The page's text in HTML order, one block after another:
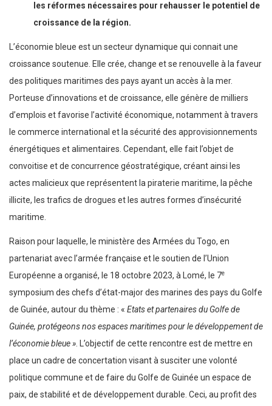
les réformes nécessaires pour rehausser le potentiel de
croissance de la région.
L’économie bleue est un secteur dynamique qui connait une
croissance soutenue. Elle crée, change et se renouvelle à la faveur
des politiques maritimes des pays ayant un accès à la mer.
Porteuse d’innovations et de croissance, elle génère de milliers
d’emplois et favorise l’activité économique, notamment à travers
le commerce international et la sécurité des approvisionnements
énergétiques et alimentaires. Cependant, elle fait l’objet de
convoitise et de concurrence géostratégique, créant ainsi les
actes malicieux que représentent la piraterie maritime, la pêche
illicite, les trafics de drogues et les autres formes d’insécurité
maritime.
Raison pour laquelle, le ministère des Armées du Togo, en
partenariat avec l’armée française et le soutien de l’Union
Européenne a organisé, le 18 octobre 2023, à Lomé, le 7e
symposium des chefs d’état-major des marines des pays du Golfe
de Guinée, autour du thème : « Etats et partenaires du Golfe de
Guinée, protégeons nos espaces maritimes pour le développement de
l’économie bleue ». L’objectif de cette rencontre est de mettre en
place un cadre de concertation visant à susciter une volonté
politique commune et de faire du Golfe de Guinée un espace de
paix, de stabilité et de développement durable. Ceci, au profit des